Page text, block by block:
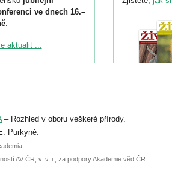
ve dnech 16.–
.
ke konferenci
do 6. září.
přednášky nebo
aktualit ...
– Rozhled v oboru veškeré přírody.
Purkyně.
AV ČR, v. v. i., za podpory Akademie věd ČR.